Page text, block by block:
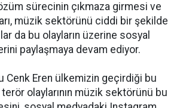
sürecinin çıkmaza girmesi ve
müzik sektörünü ciddi bir şekilde
da bu olayların üzerine sosyal
paylaşmaya devam ediyor.
Cenk Eren ülkemizin geçirdiği bu
olaylarının müzik sektörünü bu